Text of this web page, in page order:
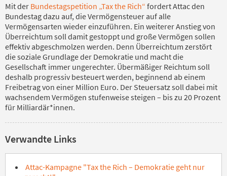
Mit der Bundestagspetition „Tax the Rich“ fordert Attac den
Bundestag dazu auf, die Vermögensteuer auf alle
Vermögensarten wieder einzuführen. Ein weiterer Anstieg von
Überreichtum soll damit gestoppt und große Vermögen sollen
effektiv abgeschmolzen werden. Denn Überreichtum zerstört
die soziale Grundlage der Demokratie und macht die
Gesellschaft immer ungerechter. Übermäßiger Reichtum soll
deshalb progressiv besteuert werden, beginnend ab einem
Freibetrag von einer Million Euro. Der Steuersatz soll dabei mit
wachsendem Vermögen stufenweise steigen – bis zu 20 Prozent
für Milliardär*innen.
Verwandte Links
Attac-Kampagne "Tax the Rich – Demokratie geht nur